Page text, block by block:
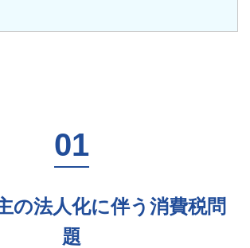
の法人化に伴う消費税問
題